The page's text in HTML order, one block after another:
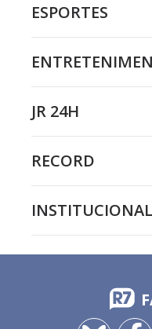
ESPORTES
JR 24H
RECORD
INSTITUCIONAL